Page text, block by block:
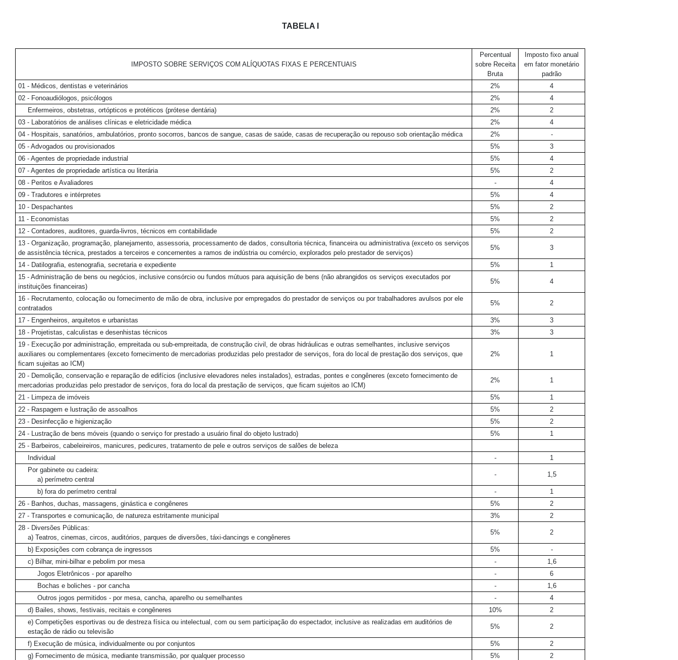
TABELA I
IMPOSTO SOBRE SERVIÇOS COM ALÍQUOTAS FIXAS E PERCENTUAIS
Percentual
sobre Receita
Bruta
Imposto fixo anual
em fator monetário
padrão
01 - Médicos, dentistas e veterinários
2%
4
02 - Fonoaudiólogos, psicólogos
2%
4
Enfermeiros, obstetras, ortópticos e protéticos (prótese dentária)
2%
2
03 - Laboratórios de análises clínicas e eletricidade médica
2%
4
04 - Hospitais, sanatórios, ambulatórios, pronto socorros, bancos de sangue, casas de saúde, casas de recuperação ou repouso sob orientação médica
2%
-
05 - Advogados ou provisionados
5%
3
06 - Agentes de propriedade industrial
5%
4
07 - Agentes de propriedade artística ou literária
5%
2
08 - Peritos e Avaliadores
-
4
09 - Tradutores e intérpretes
5%
4
10 - Despachantes
5%
2
11 - Economistas
5%
2
12 - Contadores, auditores, guarda-livros, técnicos em contabilidade
5%
2
13 - Organização, programação, planejamento, assessoria, processamento de dados, consultoria técnica, financeira ou administrativa (exceto os serviços
de assistência técnica, prestados a terceiros e concernentes a ramos de indústria ou comércio, explorados pelo prestador de serviços)
5% 3
14 - Datilografia, estenografia, secretaria e expediente 5%
1
15 - Administração de bens ou negócios, inclusive consórcio ou fundos mútuos para aquisição de bens (não abrangidos os serviços executados por
instituições financeiras)
5% 4
16 - Recrutamento, colocação ou fornecimento de mão de obra, inclusive por empregados do prestador de serviços ou por trabalhadores avulsos por ele
contratados
5% 2
17 - Engenheiros, arquitetos e urbanistas 3%
3
18 - Projetistas, calculistas e desenhistas técnicos
3%
3
19 - Execução por administração, empreitada ou sub-empreitada, de construção civil, de obras hidráulicas e outras semelhantes, inclusive serviços
auxiliares ou complementares (exceto fornecimento de mercadorias produzidas pelo prestador de serviços, fora do local de prestação dos serviços, que
ficam sujeitas ao ICM)
2% 1
20 - Demolição, conservação e reparação de edifícios (inclusive elevadores neles instalados), estradas, pontes e congêneres (exceto fornecimento de
mercadorias produzidas pelo prestador de serviços, fora do local da prestação de serviços, que ficam sujeitos ao ICM)
2% 1
21 - Limpeza de imóveis 5%
1
22 - Raspagem e lustração de assoalhos
5%
2
23 - Desinfecção e higienização
5%
2
24 - Lustração de bens móveis (quando o serviço for prestado a usuário final do objeto lustrado)
5%
1
25 - Barbeiros, cabeleireiros, manicures, pedicures, tratamento de pele e outros serviços de salões de beleza
Individual
-
1
Por gabinete ou cadeira:
a) perímetro central
- 1,5
b) fora do perímetro central -
1
26 - Banhos, duchas, massagens, ginástica e congêneres
5%
2
27 - Transportes e comunicação, de natureza estritamente municipal
3%
2
28 - Diversões Públicas:
a) Teatros, cinemas, circos, auditórios, parques de diversões, táxi-dancings e congêneres
5% 2
b) Exposições com cobrança de ingressos 5%
-
c) Bilhar, mini-bilhar e pebolim por mesa
-
1,6
Jogos Eletrônicos - por aparelho
-
6
Bochas e boliches - por cancha
-
1,6
Outros jogos permitidos - por mesa, cancha, aparelho ou semelhantes
-
4
d) Bailes, shows, festivais, recitais e congêneres
10%
2
e) Competições esportivas ou de destreza física ou intelectual, com ou sem participação do espectador, inclusive as realizadas em auditórios de
estação de rádio ou televisão
5% 2
f) Execução de música, individualmente ou por conjuntos 5%
2
g) Fornecimento de música, mediante transmissão, por qualquer processo
5%
2